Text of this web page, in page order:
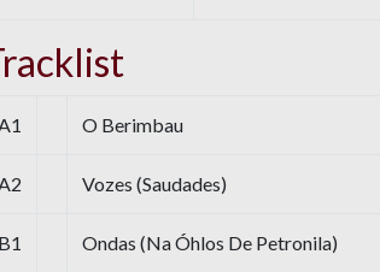
O Berimbau
Vozes (Saudades)
B1 Ondas (Na Óhlos De Petronila)